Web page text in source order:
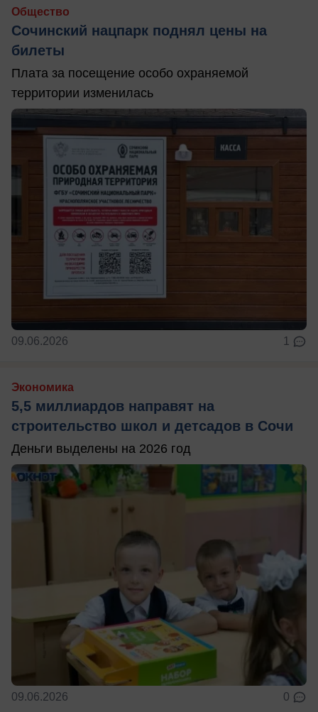
Общество
Сочинский нацпарк поднял цены на
билеты
Плата за посещение особо охраняемой
территории изменилась
09.06.2026 1
Экономика
5,5 миллиардов направят на
строительство школ и детсадов в Сочи
Деньги выделены на 2026 год
09.06.2026 0